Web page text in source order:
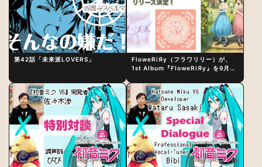
第42話「未来派LOVERS」
FloweRiЯy（フラワリリー）が、
1st Album『FloweRiЯy』を9月23